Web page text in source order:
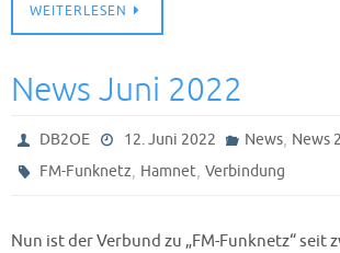
WEITERLESEN
News Juni 2022
DB2OE 12. Juni 2022 News, News
FM-Funknetz, Hamnet,Verbindung
Nun ist der Verbund zu „FM-Funknetz“ seit